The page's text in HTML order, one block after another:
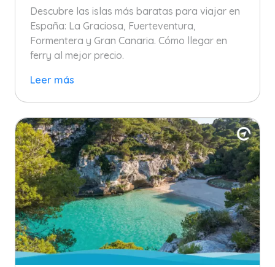
Descubre las islas más baratas para viajar en
España: La Graciosa, Fuerteventura,
Formentera y Gran Canaria. Cómo llegar en
ferry al mejor precio.
Leer más